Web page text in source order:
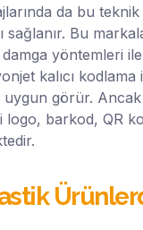
da bu
sağlanır. Bu
damga yöntemleri
kalıcı kodlama
uygun görür. Ancak
logo, barkod, QR